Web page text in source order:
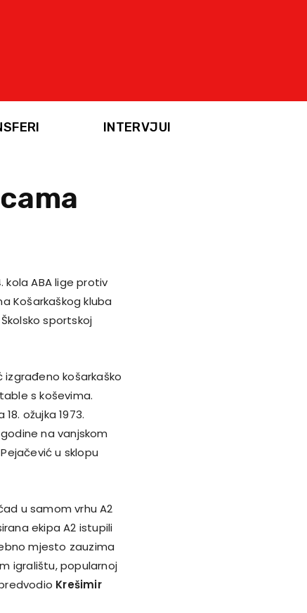
INTERVJUI
kola ABA lige protiv
Košarkaškog kluba
sportskoj
izgrađeno košarkaško
s koševima.
ožujka 1973.
na vanjskom
u sklopu
u samom vrhu A2
ekipa A2 istupili
mjesto zauzima
igralištu, popularnoj
Krešimir